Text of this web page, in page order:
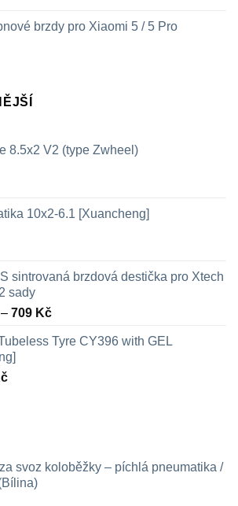
brzdy pro Xiaomi 5 / 5 Pro
8.5x2 V2 (type Zwheel)
10x2-6.1 [Xuancheng]
sintrovaná brzdová destička pro Xtech
sady
– 709 KčRozpětí
326 Kč
Tyre CY396 with GEL
svoz koloběžky – píchlá pneumatika /